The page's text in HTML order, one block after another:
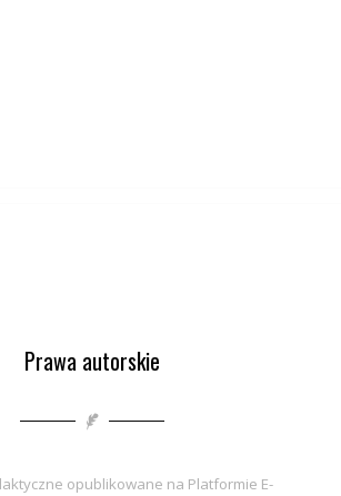
Prawa autorskie
opublikowane na Platformie E-